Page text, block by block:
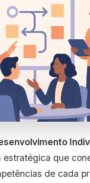
estratégica que
de cada